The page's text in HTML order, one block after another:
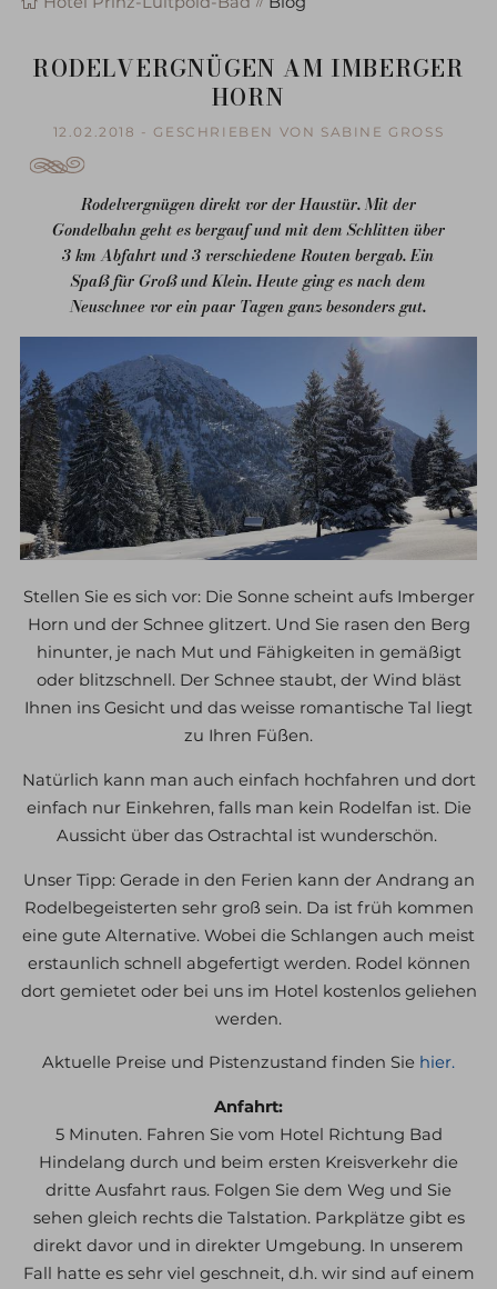
RODELVERGNÜGEN AM IMBERGER
HORN
12.02.2018 - GESCHRIEBEN VON SABINE GROSS
Rodelvergnügen direkt vor der Haustür. Mit der
Gondelbahn geht es bergauf und mit dem Schlitten über
3 km Abfahrt und 3 verschiedene Routen bergab. Ein
Spaß für Groß und Klein. Heute ging es nach dem
Neuschnee vor ein paar Tagen ganz besonders gut.
Stellen Sie es sich vor: Die Sonne scheint aufs Imberger
Horn und der Schnee glitzert. Und Sie rasen den Berg
hinunter, je nach Mut und Fähigkeiten in gemäßigt
oder blitzschnell. Der Schnee staubt, der Wind bläst
Ihnen ins Gesicht und das weisse romantische Tal liegt
zu Ihren Füßen.
Natürlich kann man auch einfach hochfahren und dort
einfach nur Einkehren, falls man kein Rodelfan ist. Die
Aussicht über das Ostrachtal ist wunderschön.
Unser Tipp: Gerade in den Ferien kann der Andrang an
Rodelbegeisterten sehr groß sein. Da ist früh kommen
eine gute Alternative. Wobei die Schlangen auch meist
erstaunlich schnell abgefertigt werden. Rodel können
dort gemietet oder bei uns im Hotel kostenlos geliehen
werden.
Aktuelle Preise und Pistenzustand finden Sie hier.
Anfahrt:
5 Minuten. Fahren Sie vom Hotel Richtung Bad
Hindelang durch und beim ersten Kreisverkehr die
dritte Ausfahrt raus. Folgen Sie dem Weg und Sie
sehen gleich rechts die Talstation. Parkplätze gibt es
direkt davor und in direkter Umgebung. In unserem
Fall hatte es sehr viel geschneit, d.h. wir sind auf einem